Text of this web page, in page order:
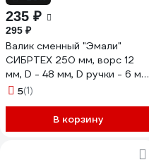
235 ₽
295 ₽
Валик сменный "Эмали"
СИБРТЕХ 250 мм, ворс 12
мм, D - 48 мм, D ручки - 6 мм,
полиамид,полиакрил 80199
5(1)
В корзину